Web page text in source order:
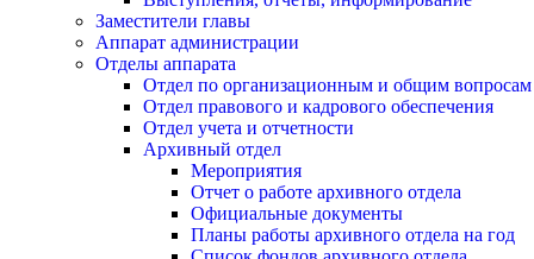
Заместители главы
Аппарат администрации
Отделы аппарата
Отдел по организационным и общим вопросам
Отдел правового и кадрового обеспечения
Отдел учета и отчетности
Архивный отдел
Мероприятия
Отчет о работе архивного отдела
Официальные документы
Планы работы архивного отдела на год